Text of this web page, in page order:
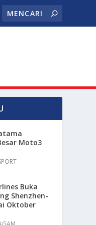
Moto3
Buka
Shenzhen-
Oktober